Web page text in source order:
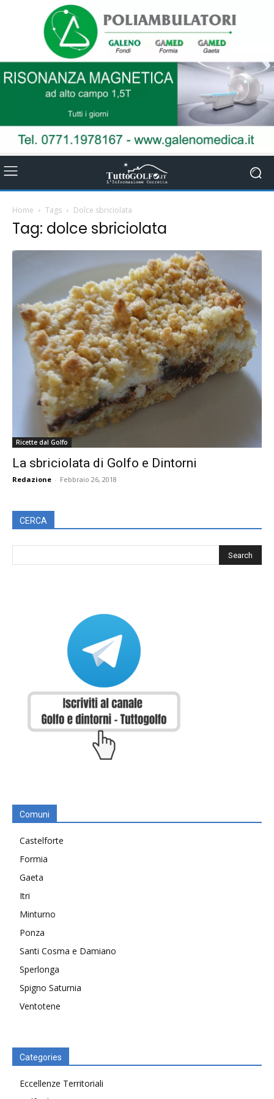
Home Tags Dolce sbriciolata
Tag: dolce sbriciolata
Ricette dal Golfo
La sbriciolata di Golfo e Dintorni
Redazione - Febbraio 26, 2018
CERCA
Comuni
Castelforte
Formia
Gaeta
Itri
Minturno
Ponza
Santi Cosma e Damiano
Sperlonga
Spigno Saturnia
Ventotene
Categories
Eccellenze Territoriali